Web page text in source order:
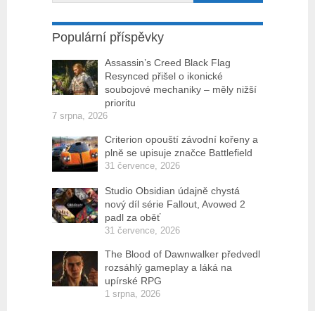
Populární příspěvky
Assassin’s Creed Black Flag
Resynced přišel o ikonické
soubojové mechaniky – měly nižší
prioritu
7 srpna, 2026
Criterion opouští závodní kořeny a
plně se upisuje značce Battlefield
31 července, 2026
Studio Obsidian údajně chystá
nový díl série Fallout, Avowed 2
padl za oběť
31 července, 2026
The Blood of Dawnwalker předvedl
rozsáhlý gameplay a láká na
upírské RPG
1 srpna, 2026